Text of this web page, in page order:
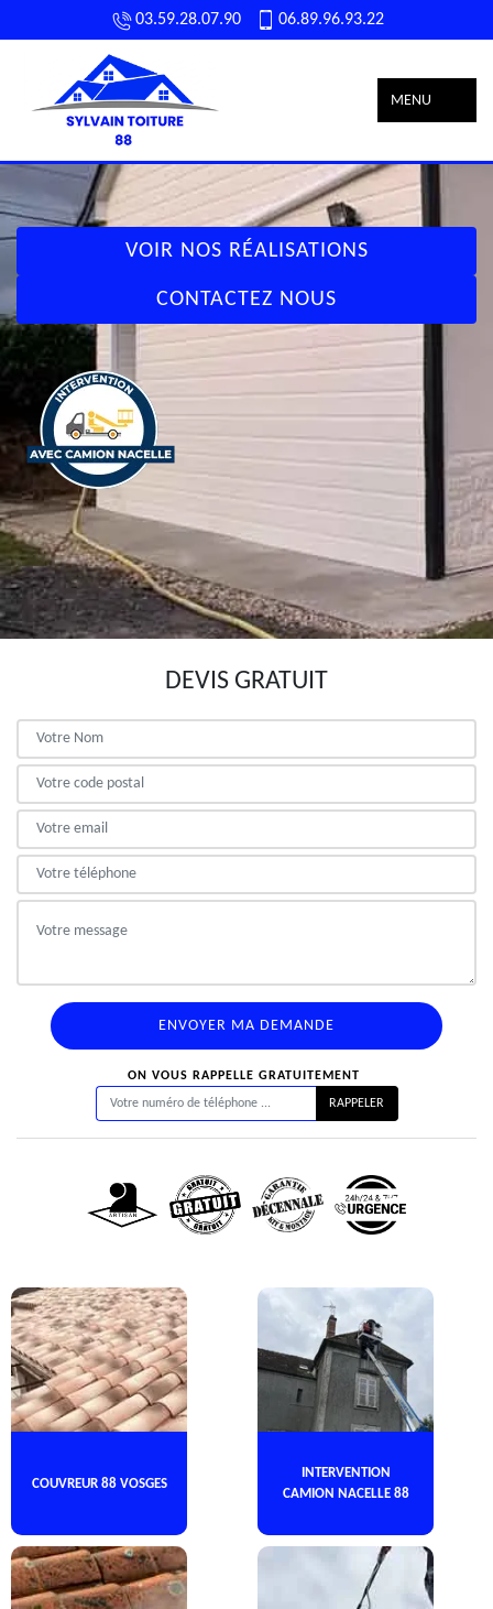
03.59.28.07.90 06.89.96.93.22
MENU
VOIR NOS RÉALISATIONS
CONTACTEZ NOUS
DEVIS GRATUIT
ON VOUS RAPPELLE GRATUITEMENT
COUVREUR 88 VOSGES
INTERVENTION
CAMION NACELLE 88